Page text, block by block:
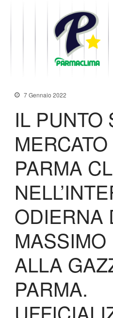
7 Gennaio 2022
IL PUNTO
PARMA
ODIERNA
MASSIMO
ALLA
PARMA.